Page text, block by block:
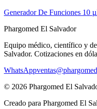
Generador De Funciones 10
Phargomed El Salvador
Equipo médico, científico y
Salvador. Cotizaciones en
WhatsApp
© 2026 Phargomed El
Creado para Phargomed El